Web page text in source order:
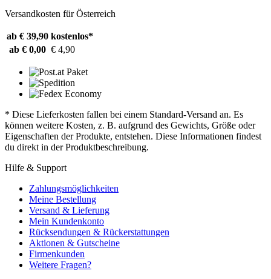
Versandkosten für Österreich
ab € 39,90 kostenlos*
ab € 0,00 € 4,90
* Diese Lieferkosten fallen bei einem Standard-Versand an. Es
können weitere Kosten, z. B. aufgrund des Gewichts, Größe oder
Eigenschaften der Produkte, entstehen. Diese Informationen findest
du direkt in der Produktbeschreibung.
Hilfe & Support
Zahlungsmöglichkeiten
Meine Bestellung
Versand & Lieferung
Mein Kundenkonto
Rücksendungen & Rückerstattungen
Aktionen & Gutscheine
Firmenkunden
Weitere Fragen?